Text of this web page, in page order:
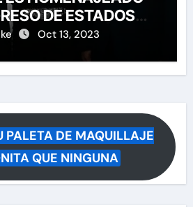
DE ESTADOS
Oct 13, 2023
PALETA DE MAQUILLAJE
QUE NINGUNA